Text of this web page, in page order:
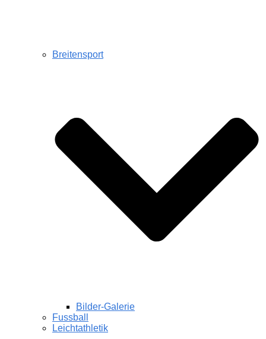
Breitensport
Bilder-Galerie
Fussball
Leichtathletik